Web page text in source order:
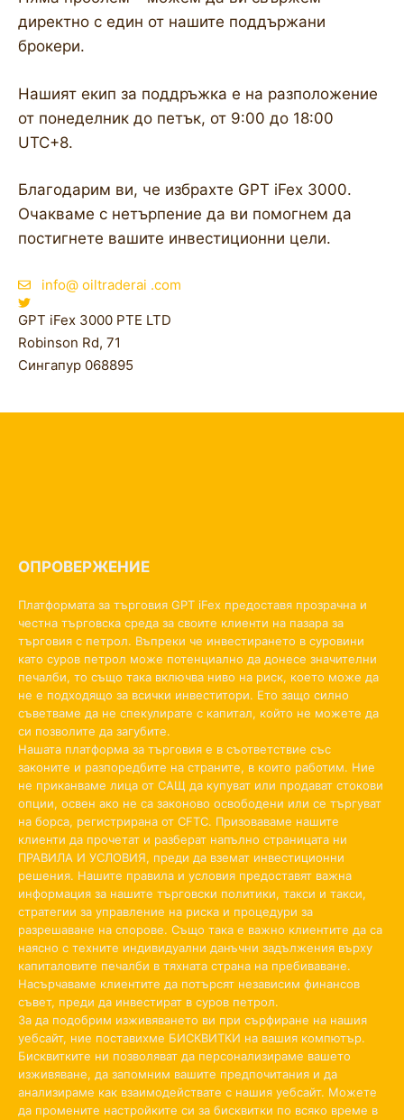
директно с един от нашите поддържани
брокери.
Нашият екип за поддръжка е на разположение
от понеделник до петък, от 9:00 до 18:00
UTC+8.
Благодарим ви, че избрахте GPT iFex 3000.
Очакваме с нетърпение да ви помогнем да
постигнете вашите инвестиционни цели.
info@ oiltraderai .com
GPT iFex 3000 PTE LTD
Robinson Rd, 71
Сингапур 068895
ОПРОВЕРЖЕНИЕ
Платформата за търговия GPT iFex предоставя прозрачна и
честна търговска среда за своите клиенти на пазара за
търговия с петрол. Въпреки че инвестирането в суровини
като суров петрол може потенциално да донесе значителни
печалби, то също така включва ниво на риск, което може да
не е подходящо за всички инвеститори. Ето защо силно
съветваме да не спекулирате с капитал, който не можете да
си позволите да загубите.
Нашата платформа за търговия е в съответствие със
законите и разпоредбите на страните, в които работим. Ние
не приканваме лица от САЩ да купуват или продават стокови
опции, освен ако не са законово освободени или се търгуват
на борса, регистрирана от CFTC. Призоваваме нашите
клиенти да прочетат и разберат напълно страницата ни
ПРАВИЛА И УСЛОВИЯ, преди да вземат инвестиционни
решения. Нашите правила и условия предоставят важна
информация за нашите търговски политики, такси и такси,
стратегии за управление на риска и процедури за
разрешаване на спорове. Също така е важно клиентите да са
наясно с техните индивидуални данъчни задължения върху
капиталовите печалби в тяхната страна на пребиваване.
Насърчаваме клиентите да потърсят независим финансов
съвет, преди да инвестират в суров петрол.
За да подобрим изживяването ви при сърфиране на нашия
уебсайт, ние поставихме БИСКВИТКИ на вашия компютър.
Бисквитките ни позволяват да персонализираме вашето
изживяване, да запомним вашите предпочитания и да
анализираме как взаимодействате с нашия уебсайт. Можете
да промените настройките си за бисквитки по всяко време в